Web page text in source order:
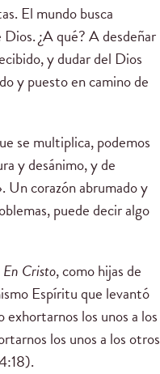
El mundo busca
¿A qué? A desdeñar
y dudar del Dios
y puesto en camino de
se multiplica, podemos
y desánimo, y de
Un corazón abrumado y
puede decir algo
En Cristo, como hijas de
Espíritu que levantó
los unos a los
los unos a los otros